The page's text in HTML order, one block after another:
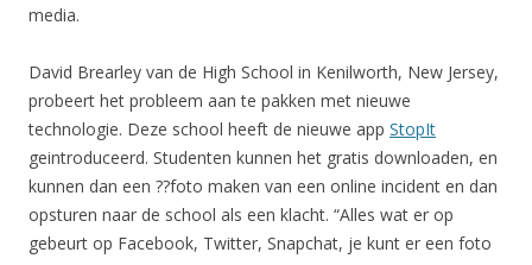
media.
David Brearley van de High School in Kenilworth, New Jersey,
probeert het probleem aan te pakken met nieuwe
technologie. Deze school heeft de nieuwe app StopIt
geintroduceerd. Studenten kunnen het gratis downloaden, en
kunnen dan een ??foto maken van een online incident en dan
opsturen naar de school als een klacht. “Alles wat er op
gebeurt op Facebook, Twitter, Snapchat, je kunt er een foto